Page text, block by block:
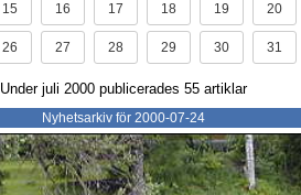
15 16 17 18 19 20
26 27 28 29 30 31
Under juli 2000 publicerades 55 artiklar
Nyhetsarkiv för 2000-07-24